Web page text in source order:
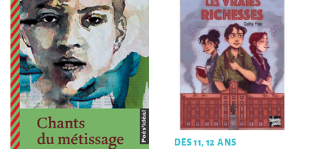
DÈS 11, 12 ANS